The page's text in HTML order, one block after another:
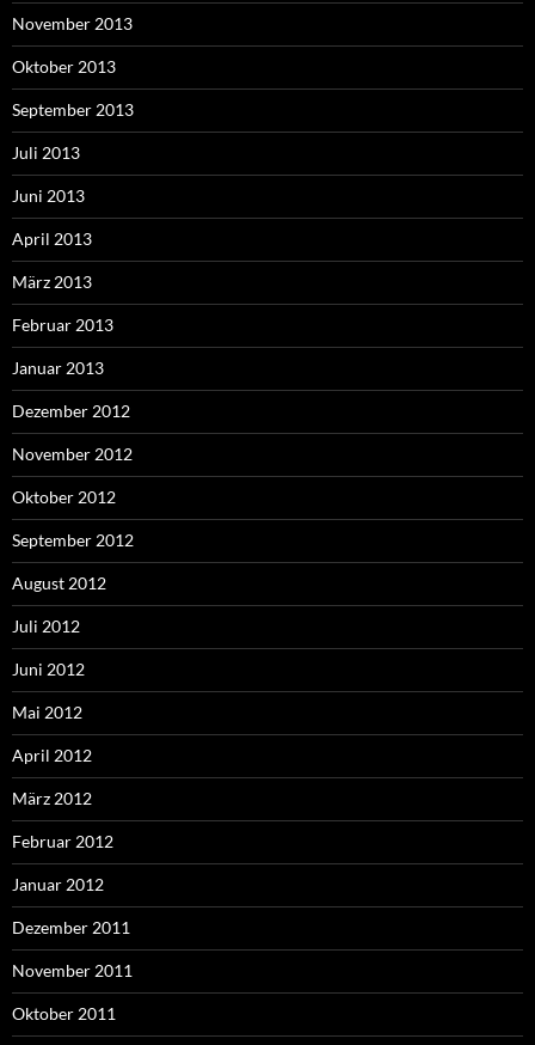
November 2013
Oktober 2013
September 2013
Juli 2013
Juni 2013
April 2013
März 2013
Februar 2013
Januar 2013
Dezember 2012
November 2012
Oktober 2012
September 2012
August 2012
Juli 2012
Juni 2012
Mai 2012
April 2012
März 2012
Februar 2012
Januar 2012
Dezember 2011
November 2011
Oktober 2011